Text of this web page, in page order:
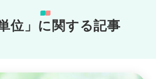
単位」に関する記事